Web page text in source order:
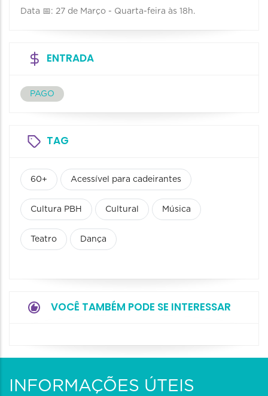
Data 📅: 27 de Março - Quarta-feira às 18h.
ENTRADA
PAGO
TAG
60+ Acessível para cadeirantes
Cultura PBH Cultural Música
Teatro Dança
VOCÊ TAMBÉM PODE SE INTERESSAR
INFORMAÇÕES ÚTEIS